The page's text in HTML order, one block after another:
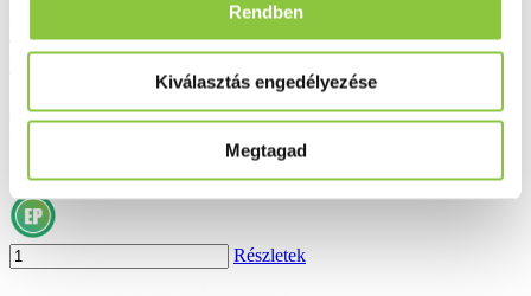
Rendben
Kiválasztás engedélyezése
Megtagad
VizolS 0,21% szemcsepp száraz szem 10
ml
2 993 Ft*
*az akció előtti 30 nap legalacsonyabb ára
Részletek